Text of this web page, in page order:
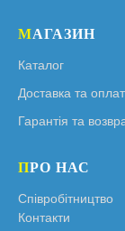
МАГАЗИН
Каталог
Доставка та
Гарантія та
ПРО НАС
Співробітництво
Контакти